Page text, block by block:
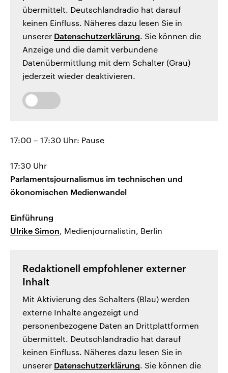
übermittelt. Deutschlandradio hat darauf
keinen Einfluss. Näheres dazu lesen Sie in
unserer Datenschutzerklärung. Sie können die
Anzeige und die damit verbundene
Datenübermittlung mit dem Schalter (Grau)
jederzeit wieder deaktivieren.
17:00 – 17:30 Uhr: Pause
17:30 Uhr
Parlamentsjournalismus im technischen und
ökonomischen Medienwandel
Einführung
Ulrike Simon, Medienjournalistin, Berlin
Redaktionell empfohlener externer
Inhalt
Mit Aktivierung des Schalters (Blau) werden
externe Inhalte angezeigt und
personenbezogene Daten an Drittplattformen
übermittelt. Deutschlandradio hat darauf
keinen Einfluss. Näheres dazu lesen Sie in
unserer Datenschutzerklärung. Sie können die